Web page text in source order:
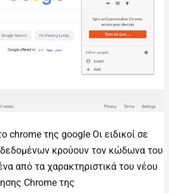
chrome της google Οι ειδικοί σε
κρούουν τον κώδωνα του
από τα χαρακτηριστικά του νέου
Chrome της